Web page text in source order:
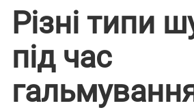
Різні типи
під час